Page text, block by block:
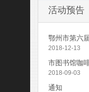
活动预告
鄂州市第六
2018-12-13
市图书馆咖
2018-09-03
通知